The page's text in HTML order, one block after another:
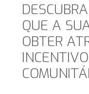
QUE A
OBTER